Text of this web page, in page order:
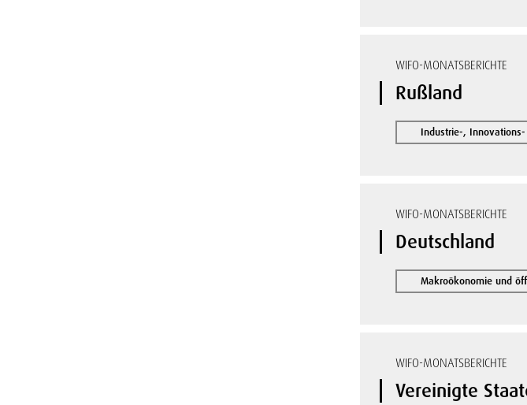
WIFO-MONATSBERICHTE
Rußland
Industrie-,
WIFO-MONATSBERICHTE
Deutschland
Makroökonomie und
WIFO-MONATSBERICHTE
Vereinigte